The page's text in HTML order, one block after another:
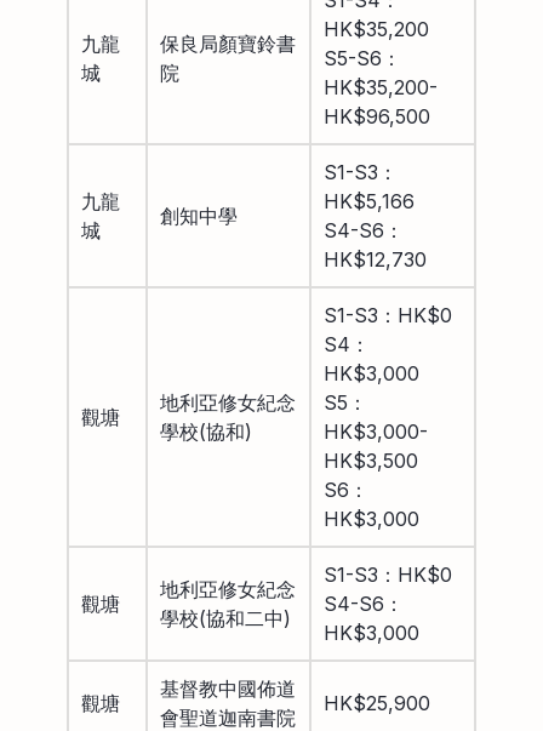
九龍
城
保良局顏寶鈴書
院
HK$35,200
S5-S6：
HK$35,200-
HK$96,500
九龍
城
創知中學
S1-S3：
HK$5,166
S4-S6：
HK$12,730
觀塘
地利亞修女紀念
學校(協和)
S1-S3：HK$0
S4：
HK$3,000
S5：
HK$3,000-
HK$3,500
S6：
HK$3,000
觀塘
地利亞修女紀念
學校(協和二中)
S1-S3：HK$0
S4-S6：
HK$3,000
觀塘
基督教中國佈道
會聖道迦南書院
HK$25,900